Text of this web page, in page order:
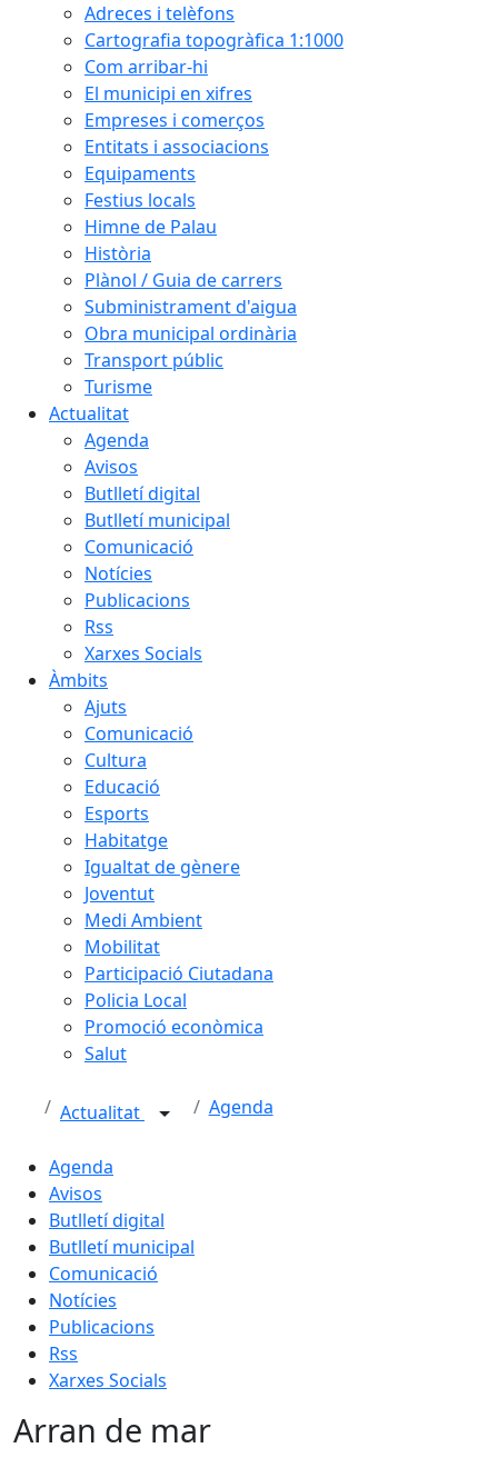
Adreces i telèfons
Cartografia topogràfica 1:1000
Com arribar-hi
El municipi en xifres
Empreses i comerços
Entitats i associacions
Equipaments
Festius locals
Himne de Palau
Història
Plànol / Guia de carrers
Subministrament d'aigua
Obra municipal ordinària
Transport públic
Turisme
Actualitat
Agenda
Avisos
Butlletí digital
Butlletí municipal
Comunicació
Notícies
Publicacions
Rss
Xarxes Socials
Àmbits
Ajuts
Comunicació
Cultura
Educació
Esports
Habitatge
Igualtat de gènere
Joventut
Medi Ambient
Mobilitat
Participació Ciutadana
Policia Local
Promoció econòmica
Salut
Actualitat Agenda
Agenda
Avisos
Butlletí digital
Butlletí municipal
Comunicació
Notícies
Publicacions
Rss
Xarxes Socials
Arran de mar